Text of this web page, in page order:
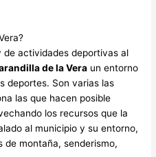
de actividades deportivas al
de la Vera un entorno
deportes. Son varias las
las que hacen posible
los recursos que la
al municipio y su entorno,
montaña, senderismo,